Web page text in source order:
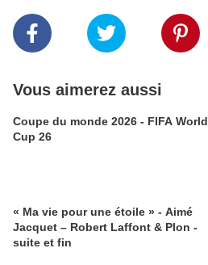
Vous aimerez aussi
Coupe du monde 2026 - FIFA World
Cup 26
« Ma vie pour une étoile » - Aimé
Jacquet – Robert Laffont & Plon -
suite et fin